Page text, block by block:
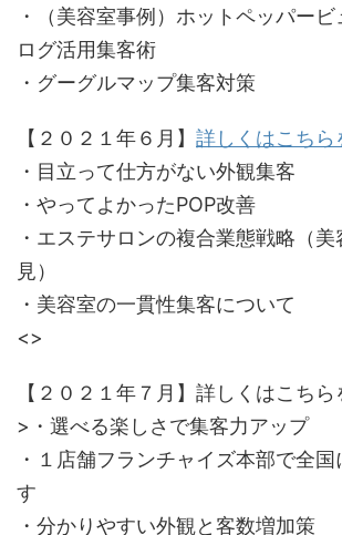
・（美容室事例）ホットペッパー
ログ活用集客術
・グーグルマップ集客対策
【２０２１年６月】 詳しくはこちら
・目立って仕方がない外観集客
・やってよかったPOP改善
・エステサロンの複合業態戦略（
見）
・美容室の一貫性集客について
<>
【２０２１年７月】詳しくはこちら
>・選べる楽しさで集客力アップ
・１店舗フランチャイズ本部で全
す
・分かりやすい外観と客数増加策